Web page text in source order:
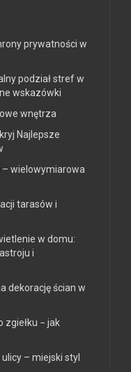
prywatności w
podział stref w
wskazówki
wnętrza
Najlepsze
wielowymiarowa
tarasów i
w domu:
i
dekorację ścian w
zgiełku − jak
– miejski styl